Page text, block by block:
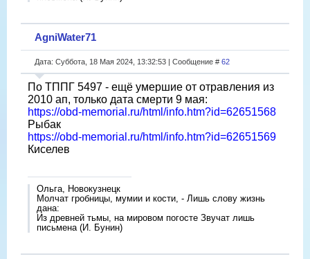
AgniWater71
Дата: Суббота, 18 Мая 2024, 13:32:53 | Сообщение # 62
По ТППГ 5497 - ещë умершие от отравления из
2010 ап, только дата смерти 9 мая:
https://obd-memorial.ru/html/info.htm?id=62651568
Рыбак
https://obd-memorial.ru/html/info.htm?id=62651569
Киселев
Ольга, Новокузнецк
Молчат гробницы, мумии и кости, - Лишь слову жизнь
дана:
Из древней тьмы, на мировом погосте Звучат лишь
письмена (И. Бунин)